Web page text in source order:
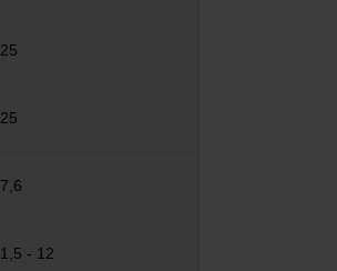
25
25
7,6
1,5 - 12